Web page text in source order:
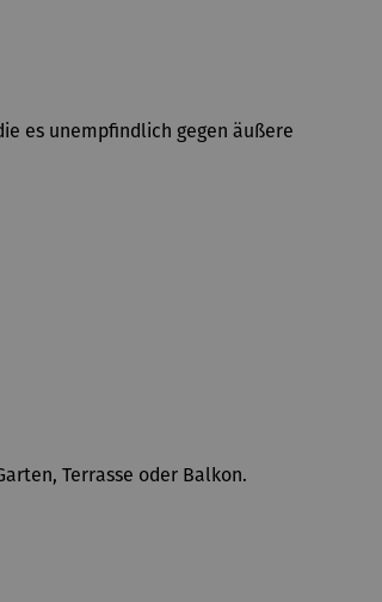
es unempfindlich gegen äußere
Terrasse oder Balkon.